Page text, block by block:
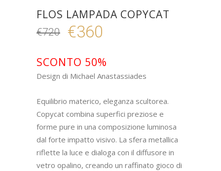
FLOS LAMPADA COPYCAT
€720
Il
originale
€360
attuale
SCONTO 50%
Design di Michael Anastassiades
Equilibrio materico, eleganza scultorea.
Copycat combina superfici preziose e
forme pure in una composizione luminosa
dal forte impatto visivo. La sfera metallica
riflette la luce e dialoga con il diffusore in
vetro opalino, creando un raffinato gioco di